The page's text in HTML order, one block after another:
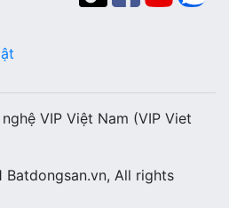
VIP Việt Nam (VIP Viet
All rights